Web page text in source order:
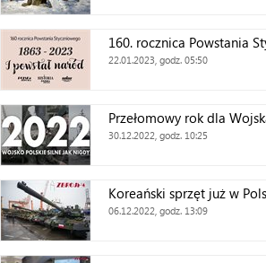
160. rocznica Powstania
22.01.2023, godz. 05:50
Przełomowy rok dla
30.12.2022, godz. 10:25
Koreański sprzęt już w
06.12.2022, godz. 13:09